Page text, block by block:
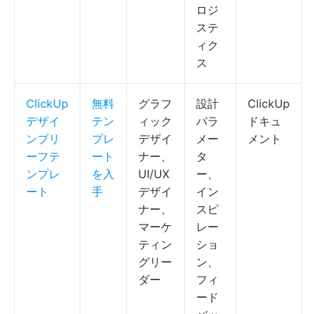
ロジ
ステ
ィク
ス
ClickUp
デザイ
ンブリ
ーフテ
ンプレ
ート
無料
テン
プレ
ート
を入
手
グラフ
ィック
デザイ
ナー、
UI/UX
デザイ
ナー、
マーケ
ティン
グリー
ダー
設計
パラ
メー
タ
ー、
イン
スピ
レー
ショ
ン、
フィ
ード
ClickUp
ドキュ
メント